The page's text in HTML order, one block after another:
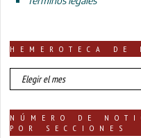
HEMEROTECA DE
HEMEROTECA
DE
NÚMERO DE
POR SECCIONES